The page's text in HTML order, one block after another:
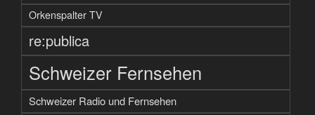
Orkenspalter TV
re:publica
Schweizer Fernsehen
Schweizer Radio und Fernsehen